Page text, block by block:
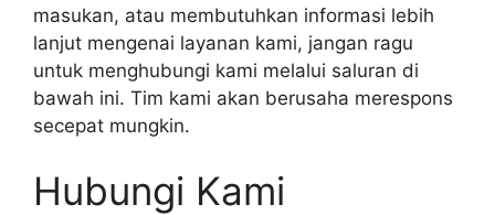
masukan, atau membutuhkan informasi lebih
lanjut mengenai layanan kami, jangan ragu
untuk menghubungi kami melalui saluran di
bawah ini. Tim kami akan berusaha merespons
secepat mungkin.
Hubungi Kami